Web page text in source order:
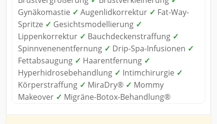
Gynäkomastie ✓ Augenlidkorrektur ✓ Fat-Way-
Spritze ✓ Gesichtsmodellierung ✓
Lippenkorrektur ✓ Bauchdeckenstraffung ✓
Spinnvenenentfernung ✓ Drip-Spa-Infusionen ✓
Fettabsaugung ✓ Haarentfernung ✓
Hyperhidrosebehandlung ✓ Intimchirurgie ✓
Körperstraffung ✓ MiraDry® ✓ Mommy
Makeover ✓ Migräne-Botox-Behandlung®